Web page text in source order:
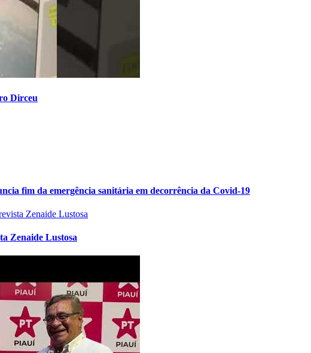
Dirceu
fim da emergência sanitária em decorrência da Covid-19
Zenaide Lustosa